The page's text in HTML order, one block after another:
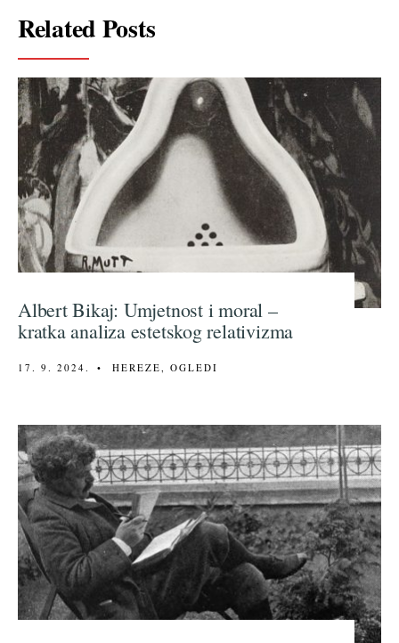
Related Posts
Albert Bikaj: Umjetnost i moral –
kratka analiza estetskog relativizma
17. 9. 2024. • HEREZE OGLEDI